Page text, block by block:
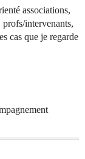
associations,
profs/intervenants,
cas que je regarde